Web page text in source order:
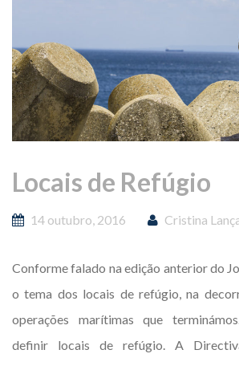
Locais de Refúgio
14 outubro, 2016 Cristina
Conforme falado na edição anterior do
o tema dos locais de refúgio, na
operações marítimas que
definir locais de refúgio. A